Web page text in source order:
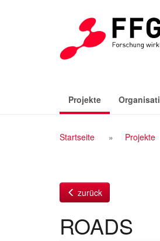
Projekte(aktiv)
Breadcrumb
Startseite Projekte
zurück
ROADS